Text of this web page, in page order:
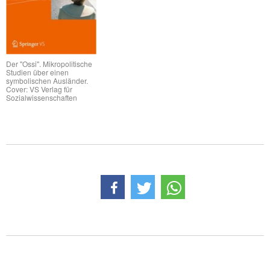
DIE LINKE
Weitere Themen
Memo-Gruppe
Der "Ossi". Mikropolitische
Studien über einen
symbolischen Ausländer.
Cover: VS Verlag für
Sozialwissenschaften